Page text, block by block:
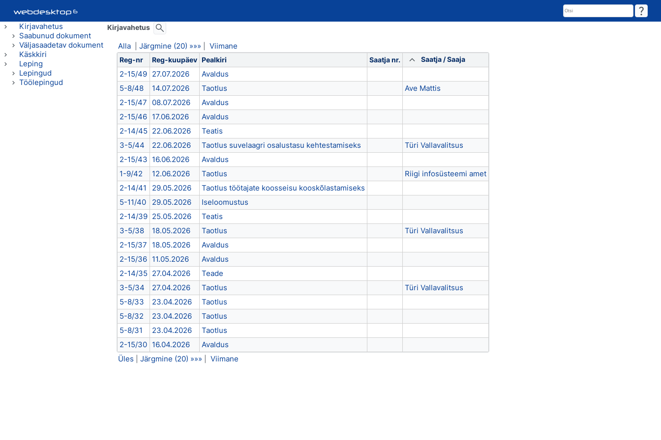
Kirjavahetus
Saabunud dokument
Väljasaadetav dokument
Käskkiri
Leping
Lepingud
Töölepingud
Kirjavahetus
Alla Järgmine (20) »»» Viimane
Reg-nr Reg-kuupäev Pealkiri Saatja nr. Saatja / Saaja
2-15/49 27.07.2026
Avaldus
5-8/48
14.07.2026 Taotlus
Ave Mattis
2-15/47
08.07.2026
Avaldus
2-15/46 17.06.2026
Avaldus
2-14/45 22.06.2026
Teatis
3-5/44
22.06.2026 Taotlus suvelaagri osalustasu kehtestamiseks
Türi Vallavalitsus
2-15/43 16.06.2026
Avaldus
1-9/42
12.06.2026 Taotlus
Riigi infosüsteemi amet
2-14/41
29.05.2026
Taotlus töötajate koosseisu kooskõlastamiseks
5-11/40
29.05.2026
Iseloomustus
2-14/39 25.05.2026
Teatis
3-5/38
18.05.2026 Taotlus
Türi Vallavalitsus
2-15/37
18.05.2026
Avaldus
2-15/36 11.05.2026
Avaldus
2-14/35 27.04.2026
Teade
3-5/34
27.04.2026 Taotlus
Türi Vallavalitsus
5-8/33
23.04.2026
Taotlus
5-8/32
23.04.2026
Taotlus
5-8/31
23.04.2026
Taotlus
2-15/30 16.04.2026
Avaldus
Üles
Järgmine (20) »»» Viimane